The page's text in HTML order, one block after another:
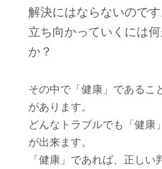
解決にはならないのです
立ち向かっていくには
か？
その中で「健康」であるこ
があります。
どんなトラブルでも「健康
が出来ます。
「健康」であれば、正しい